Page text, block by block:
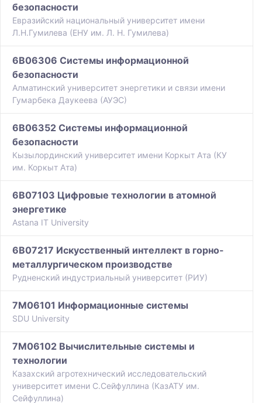
безопасности
Евразийский национальный университет имени
Л.Н.Гумилева (ЕНУ им. Л. Н. Гумилева)
6B06306 Системы информационной
безопасности
Алматинский университет энергетики и связи имени
Гумарбека Даукеева (АУЭС)
6B06352 Системы информационной
безопасности
Кызылординский университет имени Коркыт Ата (КУ
им. Коркыт Ата)
6B07103 Цифровые технологии в атомной
энергетике
Astana IT University
6B07217 Искусственный интеллект в горно-
металлургическом производстве
Рудненский индустриальный университет (РИУ)
7M06101 Информационные системы
SDU University
7M06102 Вычислительные системы и
технологии
Казахский агротехнический исследовательский
университет имени С.Сейфуллина (КазАТУ им.
Сейфуллина)